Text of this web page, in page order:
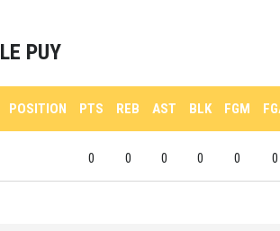
LE PUY
POSITION PTS REB AST BLK FGM
0 0 0 0 0 0